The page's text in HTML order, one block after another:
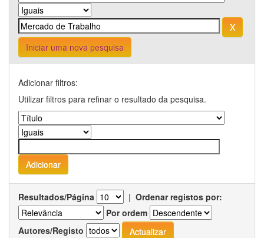
Iniciar uma nova pesquisa
Adicionar filtros:
Utilizar filtros para refinar o resultado da pesquisa.
Resultados/Página | Ordenar registos por:
Por ordem
Autores/Registo